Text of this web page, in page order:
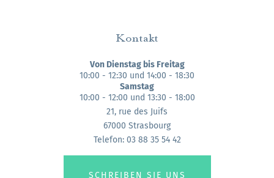
Kontakt
Von Dienstag bis Freitag
10:00 - 12:30 und 14:00 - 18:30
Samstag
10:00 - 12:00 und 13:30 - 18:00
21, rue des Juifs
67000 Strasbourg
Telefon: 03 88 35 54 42
SCHREIBEN SIE UNS